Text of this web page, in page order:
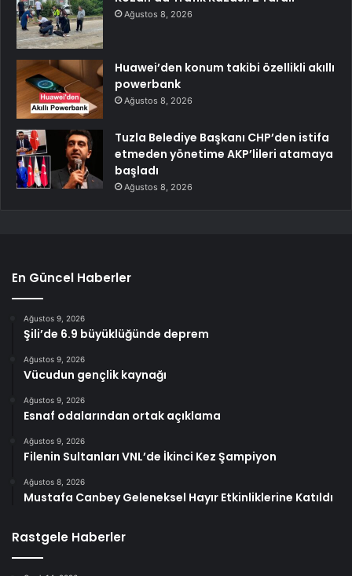
Ağustos 8, 2026
Huawei’den konum takibi özellikli akıllı
powerbank
Ağustos 8, 2026
Tuzla Belediye Başkanı CHP’den istifa
etmeden yönetime AKP’lileri atamaya
başladı
Ağustos 8, 2026
En Güncel Haberler
Ağustos 9, 2026
Şili’de 6.9 büyüklüğünde deprem
Ağustos 9, 2026
Vücudun gençlik kaynağı
Ağustos 9, 2026
Esnaf odalarından ortak açıklama
Ağustos 9, 2026
Filenin Sultanları VNL’de İkinci Kez Şampiyon
Ağustos 8, 2026
Mustafa Canbey Geleneksel Hayır Etkinliklerine Katıldı
Rastgele Haberler